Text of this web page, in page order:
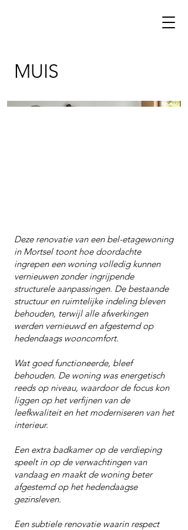
MUIS
Deze renovatie van een bel-etagewoning
in Mortsel toont hoe doordachte
ingrepen een woning volledig kunnen
vernieuwen zonder ingrijpende
structurele aanpassingen. De bestaande
structuur en ruimtelijke indeling bleven
behouden, terwijl alle afwerkingen
werden vernieuwd en afgestemd op
hedendaags wooncomfort.
Wat goed functioneerde, bleef
behouden. De woning was energetisch
reeds op niveau, waardoor de focus kon
liggen op het verfijnen van de
leefkwaliteit en het moderniseren van het
interieur.
Een extra badkamer op de verdieping
speelt in op de verwachtingen van
vandaag en maakt de woning beter
afgestemd op het hedendaagse
gezinsleven.
Een subtiele renovatie waarin respect